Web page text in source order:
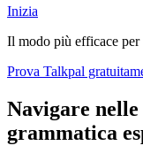
Inizia
Il modo più efficace per
Prova Talkpal
Navigare
grammatica